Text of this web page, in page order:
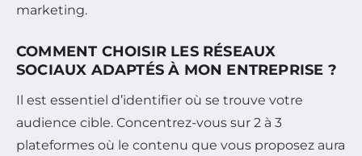
marketing.
COMMENT CHOISIR LES RÉSEAUX
SOCIAUX ADAPTÉS À MON ENTREPRISE ?
Il est essentiel d’identifier où se trouve votre
audience cible. Concentrez-vous sur 2 à 3
plateformes où le contenu que vous proposez aura